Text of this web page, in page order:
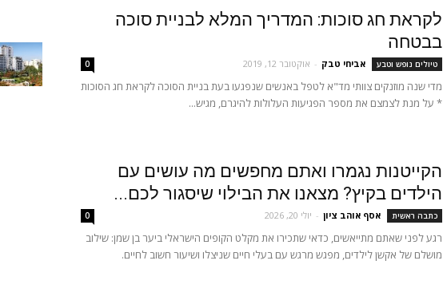
לקראת חג סוכות: המדריך המלא לבניית סוכה
בבטחה
טיולים נופש וטבע אביחי טבק - אוקטובר 12, 2019 0
מדי שנה מוזנקים צוותי מד"א לטפל באנשים שנפגעו בעת בניית הסוכה לקראת חג הסוכות
* על מנת לצמצם את מספר הפגיעות העלולות להיגרם, מגיש...
הקייטנות נגמרו ואתם מחפשים מה עושים עם
הילדים בקיץ? מצאנו את הבילוי שיסגור לכם...
כתבה ראשית אסף אוהב ציון - יולי 20, 2026 0
רגע לפני שאתם מתייאשים, כדאי שתכירו את מקלט הקופים הישראלי ביער בן שמן: שילוב
מושלם של אקשן לילדים, מפגש מרגש עם בעלי חיים שניצלו ושיעור חשוב לחיים.